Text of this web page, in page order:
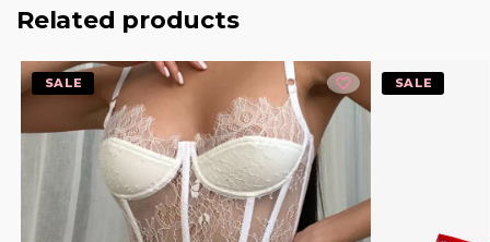
Related products
-20% -20%